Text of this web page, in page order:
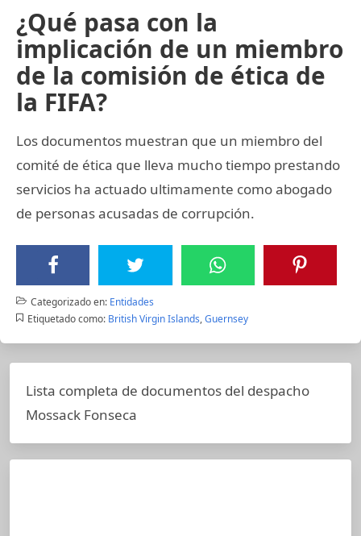
¿Qué pasa con la
implicación de un miembro
de la comisión de ética de
la FIFA?
Los documentos muestran que un miembro del
comité de ética que lleva mucho tiempo prestando
servicios ha actuado ultimamente como abogado
de personas acusadas de corrupción.
Categorizado en: Entidades
Etiquetado como: British Virgin Islands,Guernsey
Lista completa de documentos del despacho
Mossack Fonseca